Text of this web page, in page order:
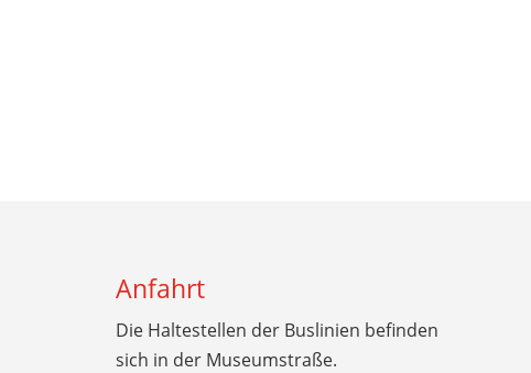
Anfahrt
Die Haltestellen der Buslinien befinden
sich in der Museumstraße.